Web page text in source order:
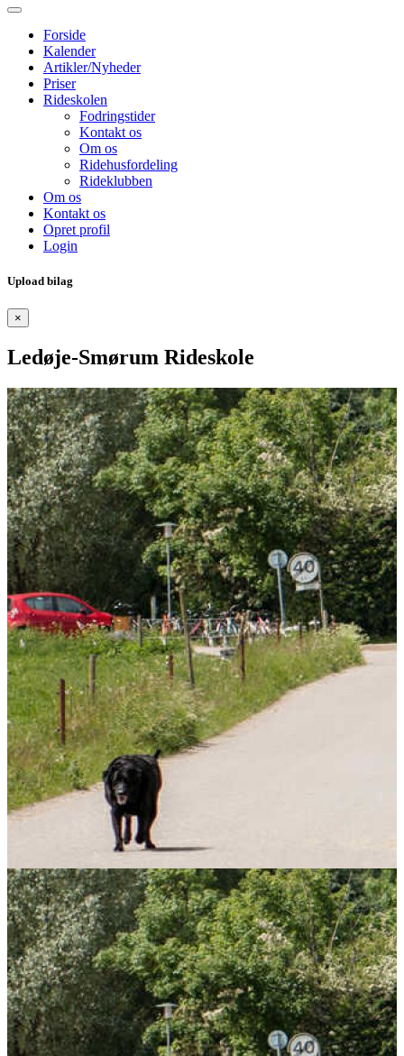
Forside
Kalender
Artikler/Nyheder
Priser
Rideskolen
Fodringstider
Kontakt os
Om os
Ridehusfordeling
Rideklubben
Om os
Kontakt os
Opret profil
Login
Upload bilag
×
Ledøje-Smørum Rideskole